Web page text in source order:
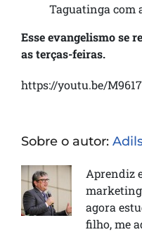
Taguatinga com
Esse evangelismo se
as terças-feiras.
https://youtu.be/
Sobre o autor:
Aprendiz
agora
filho, me